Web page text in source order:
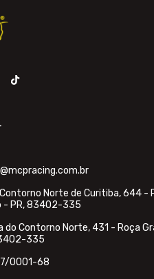
Norte de Curitiba, 644 -
- PR, 83402-335
do Contorno Norte, 431 - Roça
335
0001-68